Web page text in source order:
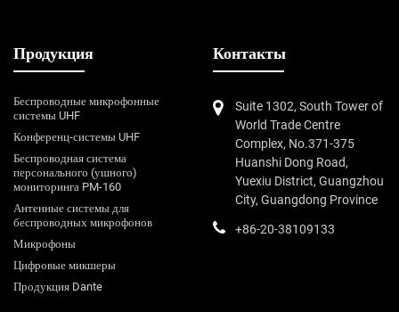
Продукция
Беспроводные микрофонные
системы UHF
Конференц-системы UHF
Беспроводная система
персонального (ушного)
мониторинга PM-160
Антенные системы для
беспроводных микрофонов
Микрофоны
Цифровые микшеры
Продукция Dante
Контакты
Suite 1302, South Tower of
World Trade Centre
Complex, No.371-375
Huanshi Dong Road,
Yuexiu District, Guangzhou
City, Guangdong Province
+86-20-38109133